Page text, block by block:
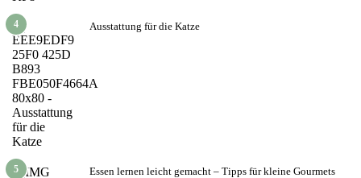
4 Ausstattung für die Katze
5 Essen lernen leicht gemacht – Tipps für kleine Gourmets